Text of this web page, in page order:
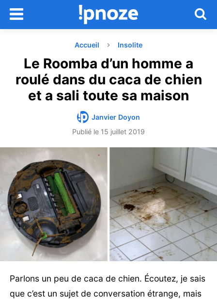
Accueil Insolite
Le Roomba d’un homme a
roulé dans du caca de chien
et a sali toute sa maison
Janvier Doyon
Publié le 15 juillet 2019
Parlons un peu de caca de chien. Écoutez, je sais
que c’est un sujet de conversation étrange, mais